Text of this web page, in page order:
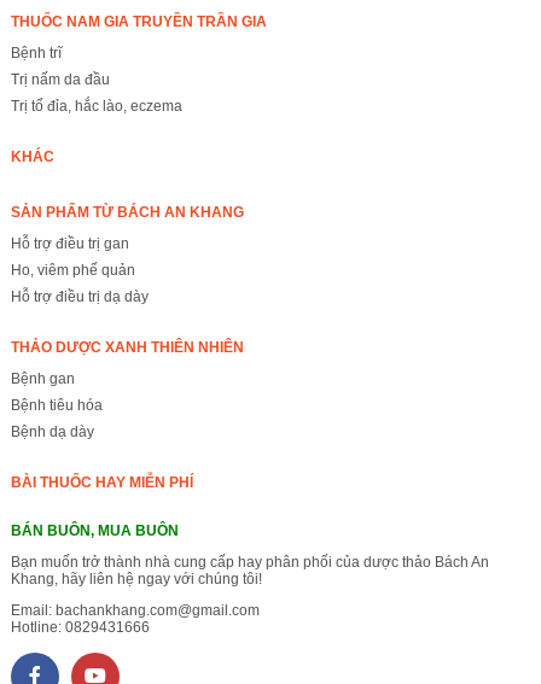
THUỐC NAM GIA TRUYỀN TRẦN GIA
Bệnh trĩ
Trị nấm da đầu
Trị tổ đỉa, hắc lào, eczema
KHÁC
SẢN PHẨM TỪ BÁCH AN KHANG
Hỗ trợ điều trị gan
Ho, viêm phế quản
Hỗ trợ điều trị dạ dày
THẢO DƯỢC XANH THIÊN NHIÊN
Bệnh gan
Bệnh tiêu hóa
Bệnh dạ dày
BÀI THUỐC HAY MIỄN PHÍ
BÁN BUÔN, MUA BUÔN
Bạn muốn trở thành nhà cung cấp hay phân phối của dược thảo Bách An
Khang, hãy liên hệ ngay với chúng tôi!
Email: bachankhang.com@gmail.com
Hotline: 0829431666